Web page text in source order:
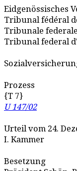
Eidgenössisches
Tribunal fédéral
Tribunale
Tribunal federal
Prozess
{T 7}
U 147/02
Urteil vom 24.
I. Kammer
Besetzung